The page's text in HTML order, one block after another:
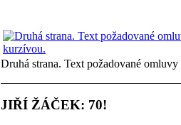
Druhá strana. Text požadované
JIŘÍ ŽÁČEK: 70!